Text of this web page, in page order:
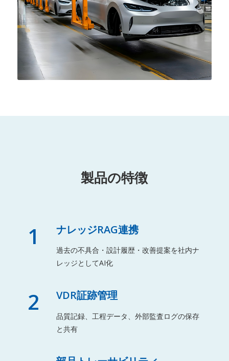
製品の特徴
1 ナレッジRAG連携
過去の不具合・設計履歴・改善提案を社内ナ
レッジとしてAI化
2 VDR証跡管理
品質記録、工程データ、外部監査ログの保存
と共有